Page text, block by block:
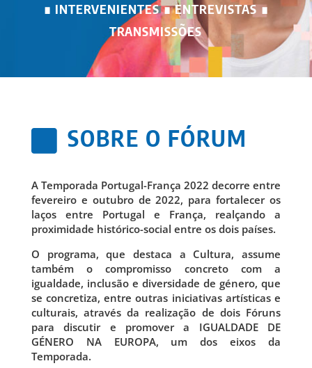
∎ INTERVENIENTES ∎ ENTREVISTAS∎
TRANSMISSÕES
SOBRE O FÓRUM
A Temporada Portugal-França 2022 decorre entre
fevereiro e outubro de 2022, para fortalecer os
laços entre Portugal e França, realçando a
proximidade histórico-social entre os dois países.
O programa, que destaca a Cultura, assume
também o compromisso concreto com a
igualdade, inclusão e diversidade de género, que
se concretiza, entre outras iniciativas artísticas e
culturais, através da realização de dois Fóruns
para discutir e promover a IGUALDADE DE
GÉNERO NA EUROPA, um dos eixos da
Temporada.